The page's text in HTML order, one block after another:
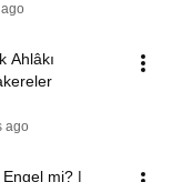
Ahlâkı
ago
mi? |